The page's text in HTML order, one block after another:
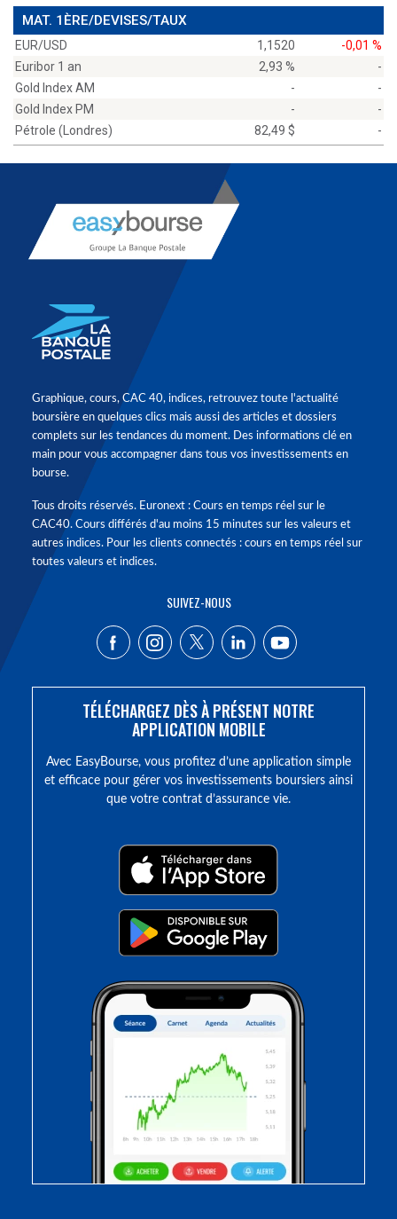
MAT. 1ÈRE/DEVISES/TAUX
EUR/USD 1,1520
-0,01 %
Euribor 1 an
2,93 %
-
Gold Index AM
-
-
Gold Index PM
-
-
Pétrole (Londres)
82,49 $ -
Graphique, cours, CAC 40, indices, retrouvez toute l'actualité
boursière en quelques clics mais aussi des articles et dossiers
complets sur les tendances du moment. Des informations clé en
main pour vous accompagner dans tous vos investissements en
bourse.
Tous droits réservés. Euronext : Cours en temps réel sur le
CAC40. Cours différés d'au moins 15 minutes sur les valeurs et
autres indices. Pour les clients connectés : cours en temps réel sur
toutes valeurs et indices.
SUIVEZ-NOUS
TÉLÉCHARGEZ DÈS À PRÉSENT NOTRE
APPLICATION MOBILE
Avec EasyBourse, vous profitez d’une application simple
et efficace pour gérer vos investissements boursiers ainsi
que votre contrat d’assurance vie.